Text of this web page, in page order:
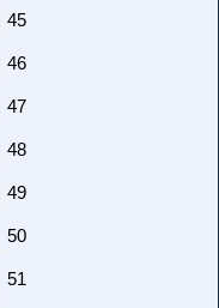
45
46
47
48
49
50
51